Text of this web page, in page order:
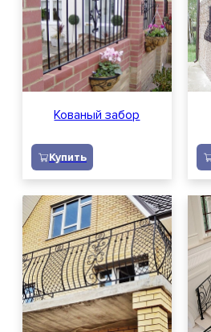
Кованый забор
Купить